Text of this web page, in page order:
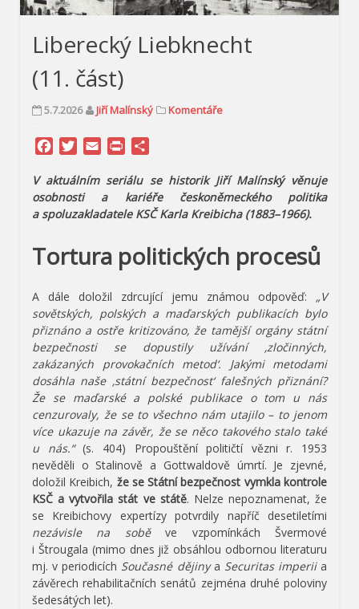
Liberecký Liebknecht
(11. část)
5.7.2026 Jiří Malínský Komentáře
Facebook
Twitter
Email Print
V aktuálním seriálu se historik Jiří Malínský věnuje
osobnosti a kariéře českoněmeckého politika
a spoluzakladatele KSČ Karla Kreibicha (1883–1966).
Tortura politických procesů
A dále doložil zdrcující jemu známou odpověď: „V
sovětských, polských a maďarských publikacích bylo
přiznáno a ostře kritizováno, že tamější orgány státní
bezpečnosti se dopustily užívání ‚zločinných,
zakázaných provokačních metod‘. Jakými metodami
dosáhla naše ‚státní bezpečnost‘ falešných přiznání?
Že se maďarské a polské publikace o tom u nás
cenzurovaly, že se to všechno nám utajilo – to jenom
více ukazuje na závěr, že se něco takového stalo také
u nás.“(s. 404) Propouštění političtí vězni r. 1953
nevěděli o Stalinově a Gottwaldově úmrtí. Je zjevné,
doložil Kreibich, že se Státní bezpečnost vymkla kontrole
KSČ a vytvořila stát ve státě. Nelze nepoznamenat, že
se Kreibichovy expertízy potvrdily napříč desetiletími
nezávisle na soběve vzpomínkách Švermové
i Štrougala (mimo dnes již obsáhlou odbornou literaturu
mj. v periodicích Současné dějinya Securitas imperii a
závěrech rehabilitačních senátů zejména druhé poloviny
šedesátých let).